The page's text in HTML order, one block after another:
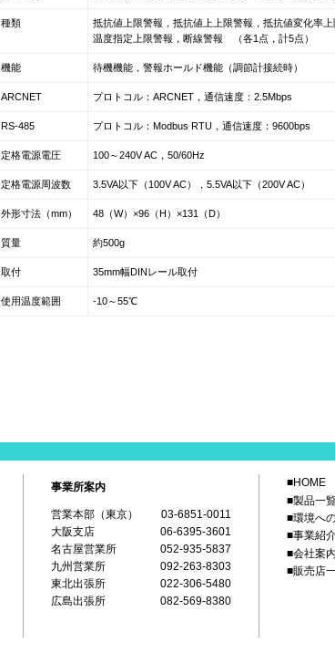
種類
抵抗値上限警報，抵抗値上上限警報，抵抗値変化率上
温度指定上限警報，断線警報 （各1点，計5点）
機能 待機機能，警報ホールド機能（調節計接続時）
ARCNET プロトコル：ARCNET，通信速度：2.5Mbps
RS-485 プロトコル：Modbus RTU，通信速度：9600bps
定格電源電圧 100～240V AC，50/60Hz
定格電源周波数 3.5VA以下（100V AC），5.5VA以下（200V AC）
外形寸法（mm） 48（W）×96（H）×131（D）
質量 約500g
取付 35mm幅DINレール取付
使用温度範囲 -10～55℃
事業所案内
営業本部（東京）
03-6851-0011
大阪支店
06-6395-3601
名古屋営業所
052-935-5837
九州営業所
092-263-8303
東北出張所
022-306-5480
広島出張所
082-569-8380
■HOME
■製品一
■環境へ
■事業紹
■会社案内
■販売店